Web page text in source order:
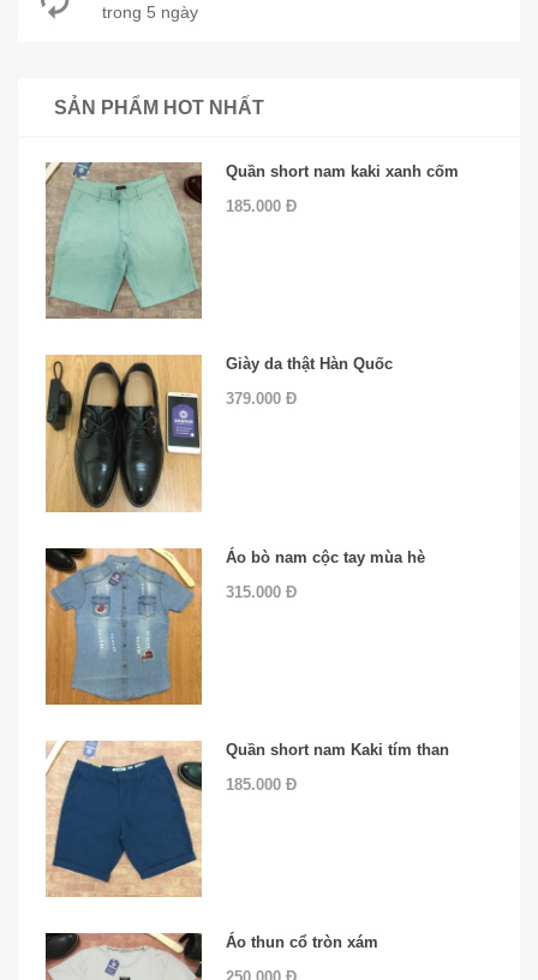
trong 5 ngày
SẢN PHẨM HOT NHẤT
Quần short nam kaki xanh cốm
185.000 Đ
Giày da thật Hàn Quốc
379.000 Đ
Áo bò nam cộc tay mùa hè
315.000 Đ
Quần short nam Kaki tím than
185.000 Đ
Áo thun cổ tròn xám